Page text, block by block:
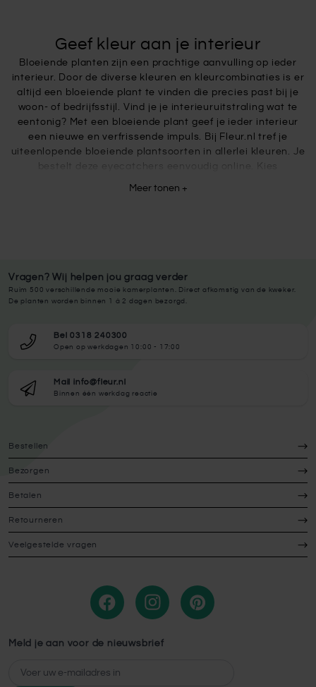
Geef kleur aan je interieur
Bloeiende planten zijn een prachtige aanvulling op ieder
interieur. Door de diverse kleuren en kleurcombinaties is er
altijd een bloeiende plant te vinden die precies past bij je
woon- of bedrijfsstijl. Vind je je interieuruitstraling wat te
eentonig? Met een bloeiende plant geef je ieder interieur
een nieuwe en verfrissende impuls. Bij Fleur.nl tref je
uiteenlopende bloeiende plantsoorten in allerlei kleuren. Je
bestelt deze eyecatchers eenvoudig online. Kies
mooieplantenpotuit op de website. We raden aan een
bloempot te bestellen met een diameter die minimaal 2 cm
groter is dan de diameter van de kweekpot waar je plant in
pot wilt hebben en wij maken de plant kant en klaar voor je
op met potgrond en (gemalen) hydrokorrels. Het voordeel
doen. Je kunt ook een
Fleur.nl om de pot zelf op te maken.
Meer tonen +
Vragen? Wij helpen jou graag verder
Ruim 500 verschillende mooie kamerplanten. Direct afkomstig van de kweker.
De planten worden binnen 1 à 2 dagen bezorgd.
Bel 0318 240300
Open op werkdagen 10:00 - 17:00
Mail info@fleur.nl
Binnen één werkdag reactie
Bestellen
Bezorgen
Betalen
Retourneren
Veelgestelde vragen
Meld je aan voor de nieuwsbrief
E-mailadres